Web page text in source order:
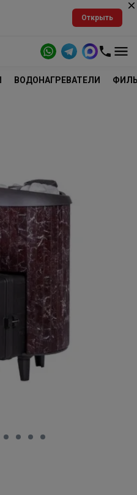
Открыть
ВОДОНАГРЕВАТЕЛИ